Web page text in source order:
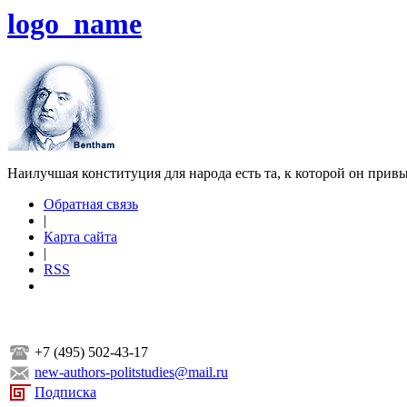
logo_name
Наилучшая конституция для народа есть та, к которой он
Обратная связь
|
Карта сайта
|
RSS
+7 (495) 502-43-17
new-authors-politstudies@mail.ru
Подписка